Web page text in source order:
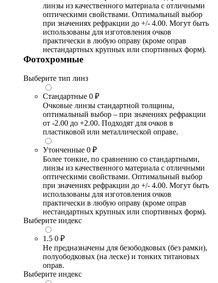
линзы из качественного материала с отличными
оптическими свойствами. Оптимальный выбор
при значениях рефракции до +/- 4.00. Могут быть
использованы для изготовления очков
практически в любую оправу (кроме оправ
нестандартных крупных или спортивных форм).
Фотохромные
Выберите тип линз
Стандартные 0 ₽
Очковые линзы стандартной толщины,
оптимальный выбор – при значениях рефракции
от -2.00 до +2.00. Подходят для очков в
пластиковой или металлической оправе.
Утонченные 0 ₽
Более тонкие, по сравнению со стандартными,
линзы из качественного материала с отличными
оптическими свойствами. Оптимальный выбор
при значениях рефракции до +/- 4.00. Могут быть
использованы для изготовления очков
практически в любую оправу (кроме оправ
нестандартных крупных или спортивных форм).
Выберите индекс
1.5 0 ₽
Не предназначены для безободковых (без рамки),
полуободковых (на леске) и тонких титановых
оправ.
Выберите индекс